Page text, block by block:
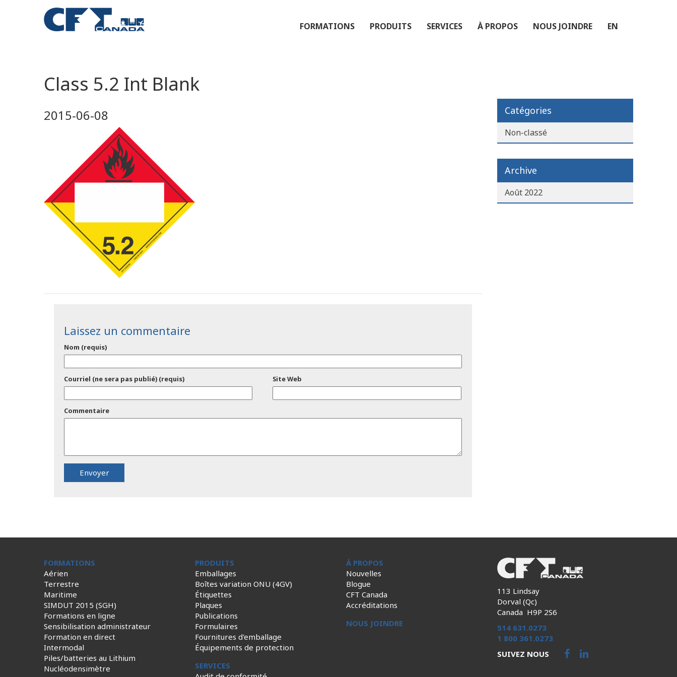
FORMATIONS PRODUITS SERVICES À PROPOS NOUS JOINDRE EN
Class 5.2 Int Blank
2015-06-08
Laissez un commentaire
Nom (requis)
Courriel (ne sera pas publié) (requis) Site Web
Commentaire
Catégories
Non-classé
Archive
Août 2022
FORMATIONS
Aérien
Terrestre
Maritime
SIMDUT 2015 (SGH)
Formations en ligne
Sensibilisation administrateur
Formation en direct
Intermodal
Piles/batteries au Lithium
Nucléodensimètre
PRODUITS
Emballages
Boîtes variation ONU (4GV)
Étiquettes
Plaques
Publications
Formulaires
Fournitures d'emballage
Équipements de protection
SERVICES
À PROPOS
Nouvelles
Blogue
CFT Canada
Accréditations
NOUS JOINDRE
113 Lindsay
Dorval (Qc)
Canada H9P 2S6
514 631.0273
1 800 361.0273
SUIVEZ NOUS